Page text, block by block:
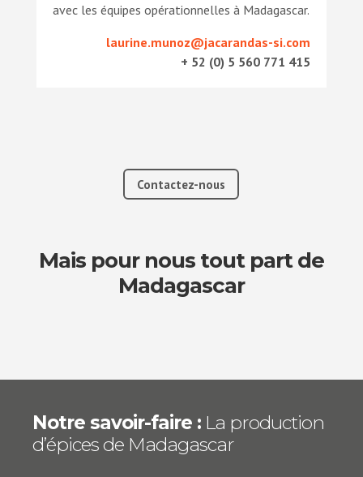
avec les équipes opérationnelles à Madagascar.
laurine.munoz@jacarandas-si.com
+ 52 (0) 5 560 771 415
Contactez-nous
Mais pour nous tout part de
Madagascar
Notre savoir-faire : La production
d’épices de Madagascar